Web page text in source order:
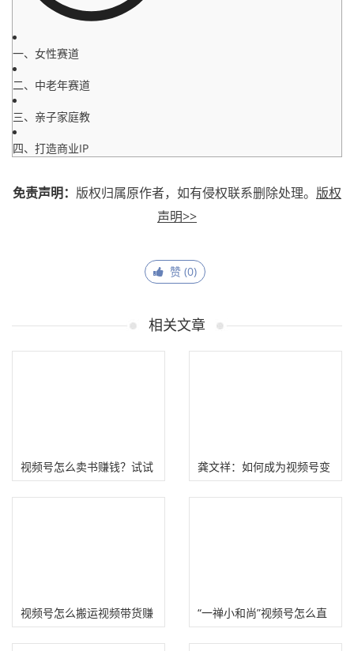
一、女性赛道
二、中老年赛道
三、亲子家庭教
四、打造商业IP
免责声明： 版权归属原作者，如有侵权联系删除处理。 版权
声明>>
赞 (0)
相关文章
视频号怎么卖书赚钱？试试
“书单号”带货赚佣金！
龚文祥：如何成为视频号变
现教父?
视频号怎么搬运视频带货赚
钱?
“一禅小和尚”视频号怎么直
播带货？